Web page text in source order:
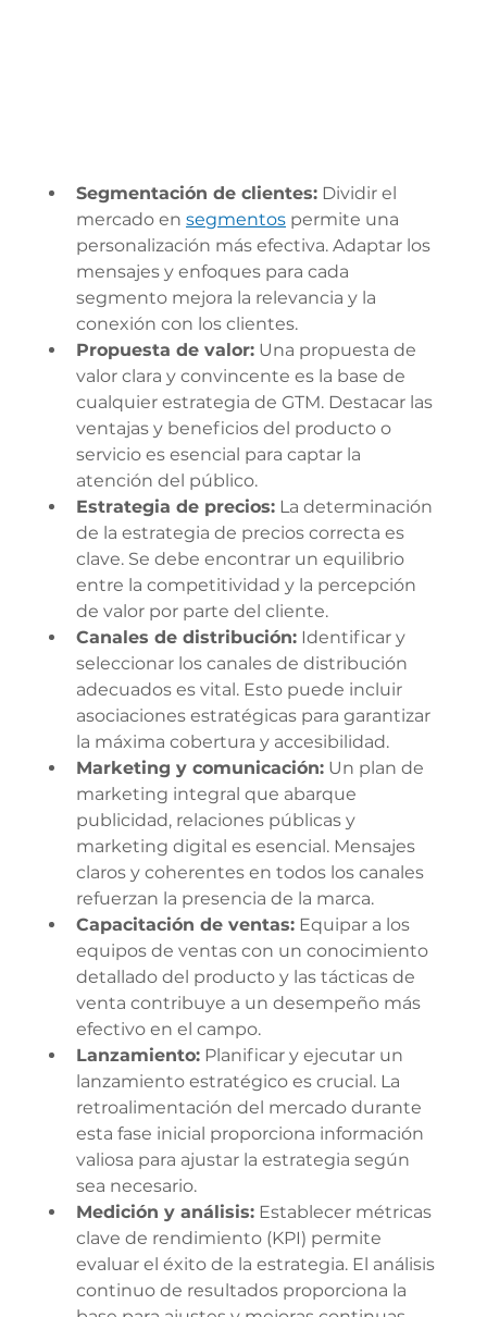
Segmentación de clientes: Dividir el
mercado en segmentos permite una
personalización más efectiva. Adaptar los
mensajes y enfoques para cada
segmento mejora la relevancia y la
conexión con los clientes.
Propuesta de valor: Una propuesta de
valor clara y convincente es la base de
cualquier estrategia de GTM. Destacar las
ventajas y beneficios del producto o
servicio es esencial para captar la
atención del público.
Estrategia de precios: La determinación
de la estrategia de precios correcta es
clave. Se debe encontrar un equilibrio
entre la competitividad y la percepción
de valor por parte del cliente.
Canales de distribución: Identificar y
seleccionar los canales de distribución
adecuados es vital. Esto puede incluir
asociaciones estratégicas para garantizar
la máxima cobertura y accesibilidad.
Marketing y comunicación: Un plan de
marketing integral que abarque
publicidad, relaciones públicas y
marketing digital es esencial. Mensajes
claros y coherentes en todos los canales
refuerzan la presencia de la marca.
Capacitación de ventas: Equipar a los
equipos de ventas con un conocimiento
detallado del producto y las tácticas de
venta contribuye a un desempeño más
efectivo en el campo.
Lanzamiento: Planificar y ejecutar un
lanzamiento estratégico es crucial. La
retroalimentación del mercado durante
esta fase inicial proporciona información
valiosa para ajustar la estrategia según
sea necesario.
Medición y análisis: Establecer métricas
clave de rendimiento (KPI) permite
evaluar el éxito de la estrategia. El análisis
continuo de resultados proporciona la